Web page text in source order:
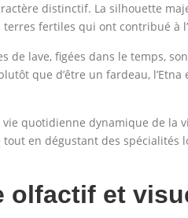
distinctif. La silhouette
fertiles qui ont contribué à
de lave, figées dans le temps,
que d’être un fardeau,
quotidienne dynamique de la
en dégustant des spécialités
olfactif et